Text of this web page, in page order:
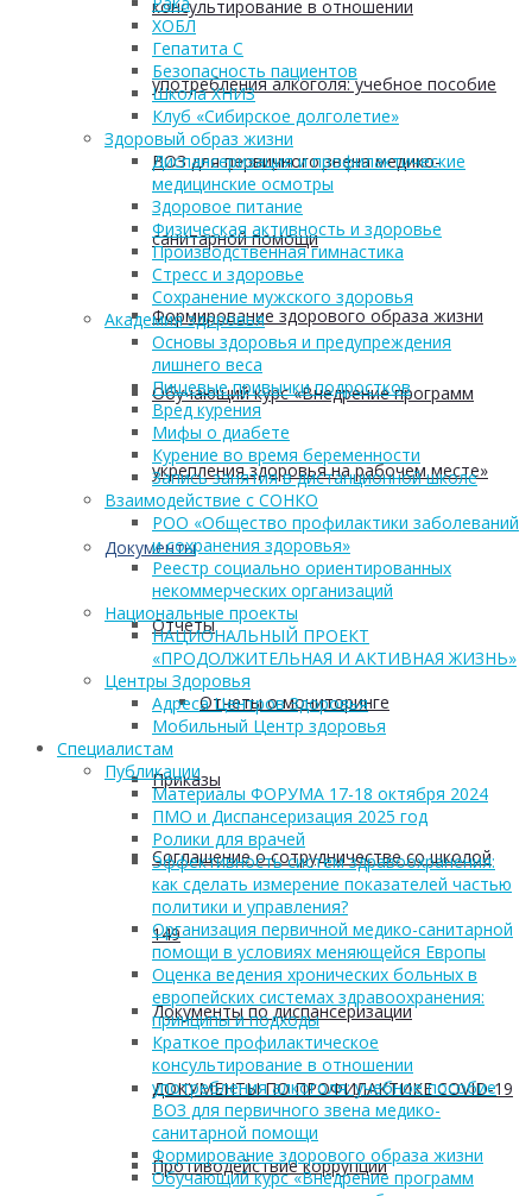
консультирование в отношении
употребления алкоголя: учебное пособие
ВОЗ для первичного звена медико-
санитарной помощи
Формирование здорового образа жизни
Обучающий курс «Внедрение программ
укрепления здоровья на рабочем месте»
Документы
Отчеты
Отчеты о мониторинге
Приказы
Соглашение о сотрудничестве со школой
149
Документы по диспансеризации
ДОКУМЕНТЫ ПО ПРОФИЛАКТИКЕ COVID-19
Противодействие коррупции
ХОБЛ
Гепатита С
Безопасность пациентов
Школа ХНИЗ
Клуб «Сибирское долголетие»
Здоровый образ жизни
Диспансеризация и профилактические
медицинские осмотры
Здоровое питание
Физическая активность и здоровье
Производственная гимнастика
Стресс и здоровье
Сохранение мужского здоровья
Академия здоровья
Основы здоровья и предупреждения
лишнего веса
Пищевые привычки подростков
Вред курения
Мифы о диабете
Курение во время беременности
Запись занятия в дистанционной школе
Взаимодействие с СОНКО
РОО «Общество профилактики заболеваний
и сохранения здоровья»
Реестр социально ориентированных
некоммерческих организаций
Национальные проекты
НАЦИОНАЛЬНЫЙ ПРОЕКТ
«ПРОДОЛЖИТЕЛЬНАЯ И АКТИВНАЯ ЖИЗНЬ»
Центры Здоровья
Адреса Центров Здоровья
Мобильный Центр здоровья
Cпециалистам
Публикации
Материалы ФОРУМА 17-18 октября 2024
ПМО и Диспансеризация 2025 год
Ролики для врачей
Эффективность систем здравоохранения:
как сделать измерение показателей частью
политики и управления?
Организация первичной медико-санитарной
помощи в условиях меняющейся Европы
Оценка ведения хронических больных в
европейских системах здравоохранения:
принципы и подходы
Краткое профилактическое
консультирование в отношении
употребления алкоголя: учебное пособие
ВОЗ для первичного звена медико-
санитарной помощи
Формирование здорового образа жизни
Обучающий курс «Внедрение программ